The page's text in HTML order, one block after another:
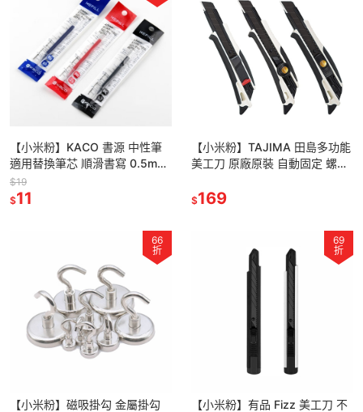
【小米粉】KACO 書源 中性筆
適用替換筆芯 順滑書寫 0.5mm
適用ROCKET 菁點低重心按動金
屬中性筆
$19
$11
【小米粉】TAJIMA 田島多功能
美工刀 原廠原裝 自動固定 螺旋
L561 L579
$169
66
折
【小米粉】磁吸掛勾 金屬掛勾
69
折
【小米粉】有品 Fizz 美工刀 不